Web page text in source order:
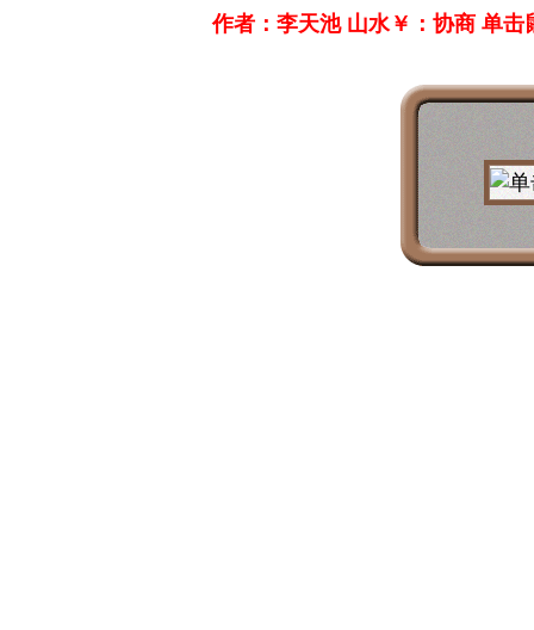
作者：李天池 山水￥：协商 单击